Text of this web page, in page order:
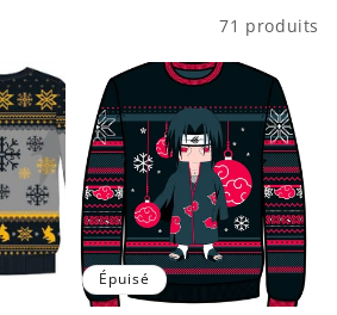
71 produits
Épuisé